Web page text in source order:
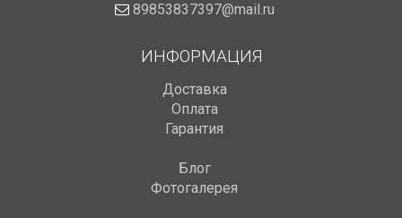
89853837397@mail.ru
ИНФОРМАЦИЯ
Доставка
Оплата
Гарантия
Блог
Фотогалерея